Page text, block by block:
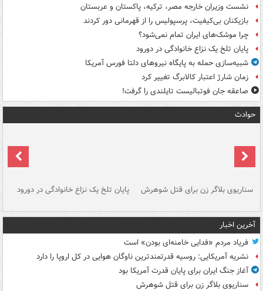
نشست وزیران خارجه مصر، ترکیه، پاکستان و عربستان
بازیکنان بی‌کیفیت، پرسپولیس را از قهرمانی دور کردند
چرا موشک‌های ایران تمام نمی‌شود؟
پایان تلخ یک نزاع خانوادگی در دورود
شبیه‌سازی حمله به پایگاه نیروهای دلتا فورس آمریکا
زمان شارژ اعتبار کالابرگ تغییر کرد
صاعقه جان فوتبالیست تایلندی را گرفت!
حوادث
سناریوی بلاگر زن برای قتل شوهرش پایان تلخ یک نزاع خانوادگی در دورود
آخرین اخبار
فریاد مردم «فدایی خامنه‌ای بودن» است
نشریه آمریکایی: روسیه قدرتمندترین ناوگان هوایی در کل اروپا را دارد
آغاز جنگ ایران برای پایان قدرت آمریکا بود
سناریوی بلاگر زن برای قتل شوهرش